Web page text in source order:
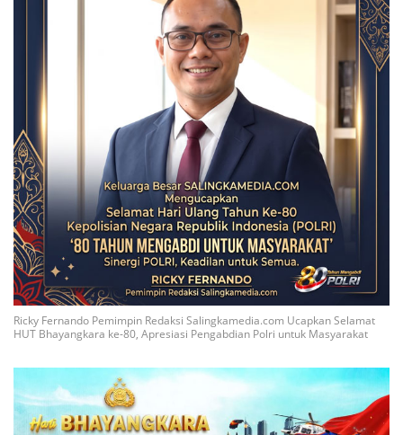
Ricky Fernando Pemimpin Redaksi Salingkamedia.com Ucapkan Selamat
HUT Bhayangkara ke-80, Apresiasi Pengabdian Polri untuk Masyarakat